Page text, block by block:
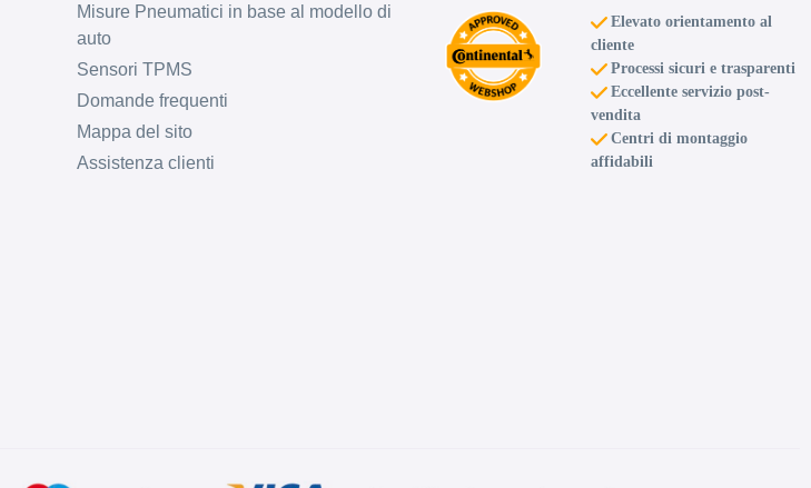
Misure Pneumatici in base al modello di
auto
Sensori TPMS
Domande frequenti
Mappa del sito
Assistenza clienti
Elevato orientamento al
cliente
Processi sicuri e trasparenti
Eccellente servizio post-
vendita
Centri di montaggio
affidabili